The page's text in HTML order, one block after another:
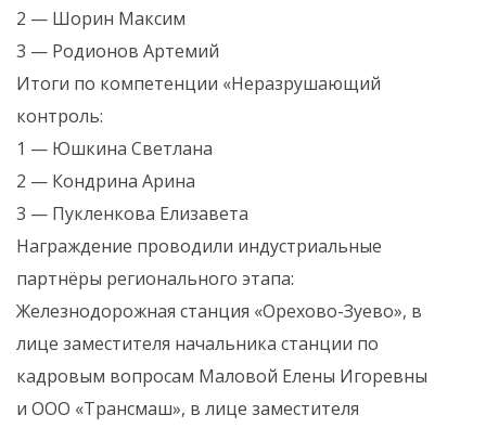
2 — Шорин Максим
3 — Родионов Артемий
Итоги по компетенции «Неразрушающий
контроль:
1 — Юшкина Светлана
2 — Кондрина Арина
3 — Пукленкова Елизавета
Награждение проводили индустриальные
партнёры регионального этапа:
Железнодорожная станция «Орехово-Зуево», в
лице заместителя начальника станции по
кадровым вопросам Маловой Елены Игоревны
и ООО «Трансмаш», в лице заместителя